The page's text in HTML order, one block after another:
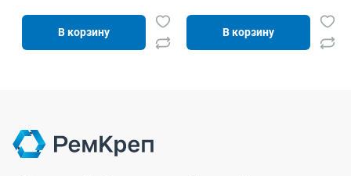
В корзину В корзину